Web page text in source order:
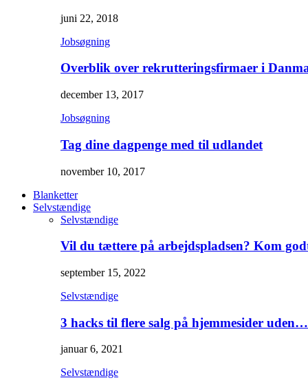
juni 22, 2018
Jobsøgning
Overblik over rekrutteringsfirmaer i
december 13, 2017
Jobsøgning
Tag dine dagpenge med til udlandet
november 10, 2017
Blanketter
Selvstændige
Selvstændige
Vil du tættere på arbejdspladsen? Kom
september 15, 2022
Selvstændige
3 hacks til flere salg på hjemmesider uden…
januar 6, 2021
Selvstændige